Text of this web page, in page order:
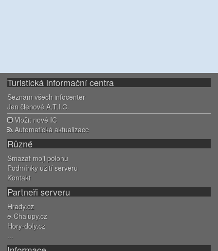
Turistická informační centra
Seznam všech infocenter
Jen členové A.T.I.C.
Vložit nové IC
Automatická aktualizace
Různé
Smazat moji polohu
Podmínky užití serveru
Kontakt
Partneři serveru
Hrady.cz
e-Chalupy.cz
Hory-doly.cz
...